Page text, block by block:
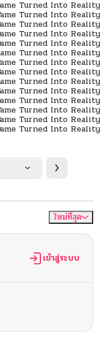
ใหม่ที่สุด
เข้าสู่ระบบ